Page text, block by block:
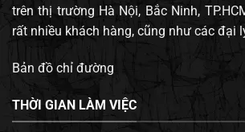
trên thị trường Hà Nội, Bắc Ninh,
rất nhiều khách hàng, cũng như các đại
Bản đồ chỉ đường
THỜI GIAN LÀM VIỆC